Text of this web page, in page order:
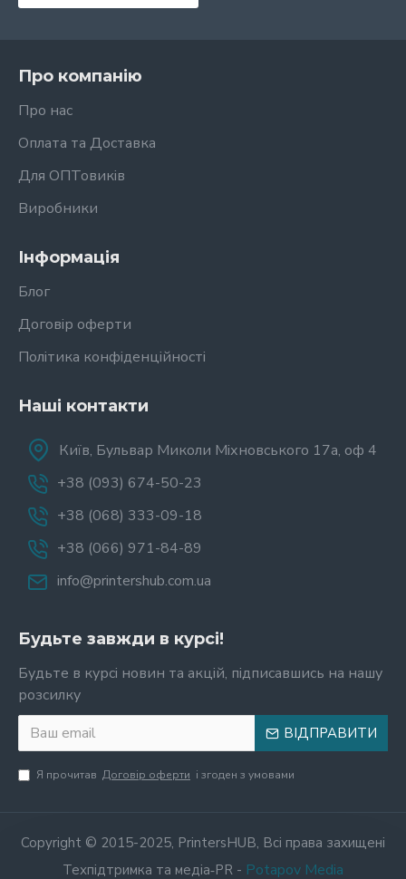
Про компанію
Про нас
Оплата та Доставка
Для ОПТовиків
Виробники
Інформація
Блог
Договір оферти
Політика конфіденційності
Наші контакти
Київ, Бульвар Миколи Міхновського 17а, оф 4
+38 (093) 674-50-23
+38 (068) 333-09-18
+38 (066) 971-84-89
info@printershub.com.ua
Будьте завжди в курсі!
Будьте в курсі новин та акцій, підписавшись на нашу
розсилку
ВІДПРАВИТИ
Я прочитав Договір оферти і згоден з умовами
Copyright © 2015-2025, PrintersHUB, Всі права захищені
Техпідтримка та медіа‑PR - Potapov Media